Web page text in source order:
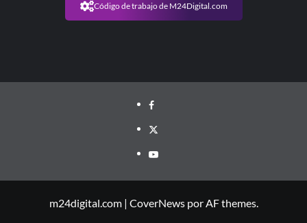
Código de trabajo de M24Digital.com
m24digital.com | CoverNewspor AF themes.